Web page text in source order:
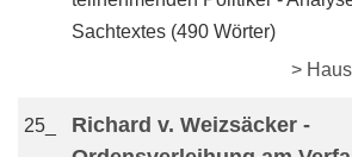
Sachtextes (490 Wörter)
>
25_
Richard v. Weizsäcker -